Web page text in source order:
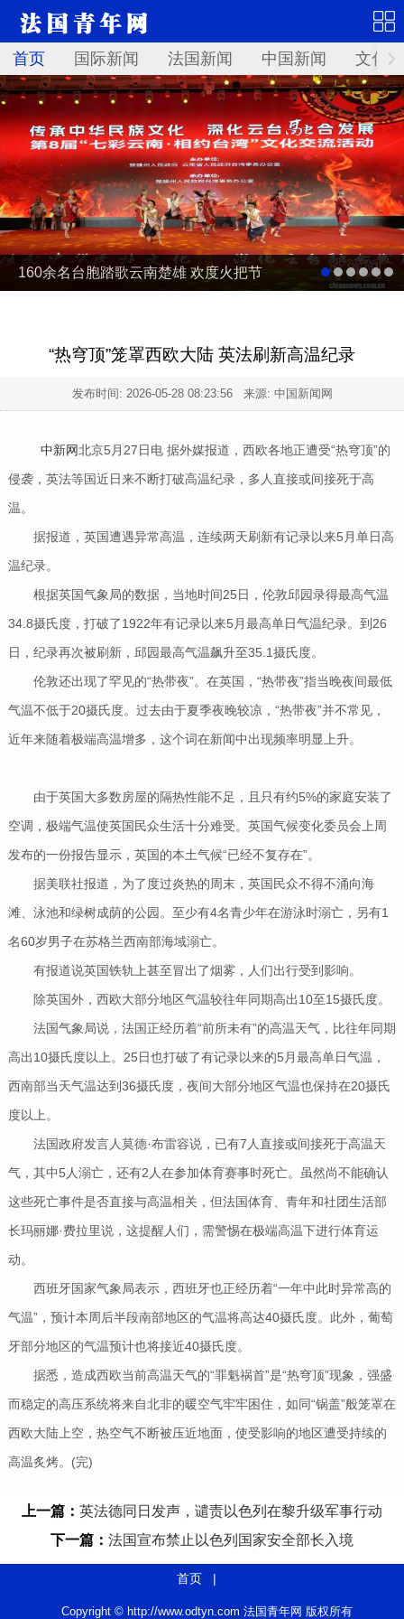
首页 国际新闻 法国新闻 中国新闻 文化
160余名台胞踏歌云南楚雄 欢度火把节
“热穹顶”笼罩西欧大陆 英法刷新高温纪录
发布时间: 2026-05-28 08:23:56来源: 中国新闻网
中新网北京5月27日电 据外媒报道，西欧各地正遭受“热穹顶”的
侵袭，英法等国近日来不断打破高温纪录，多人直接或间接死于高
温。
据报道，英国遭遇异常高温，连续两天刷新有记录以来5月单日高
温纪录。
根据英国气象局的数据，当地时间25日，伦敦邱园录得最高气温
34.8摄氏度，打破了1922年有记录以来5月最高单日气温纪录。到26
日，纪录再次被刷新，邱园最高气温飙升至35.1摄氏度。
伦敦还出现了罕见的“热带夜”。在英国，“热带夜”指当晚夜间最低
气温不低于20摄氏度。过去由于夏季夜晚较凉，“热带夜”并不常见，
近年来随着极端高温增多，这个词在新闻中出现频率明显上升。
由于英国大多数房屋的隔热性能不足，且只有约5%的家庭安装了
空调，极端气温使英国民众生活十分难受。英国气候变化委员会上周
发布的一份报告显示，英国的本土气候“已经不复存在”。
据美联社报道，为了度过炎热的周末，英国民众不得不涌向海
滩、泳池和绿树成荫的公园。至少有4名青少年在游泳时溺亡，另有1
名60岁男子在苏格兰西南部海域溺亡。
有报道说英国铁轨上甚至冒出了烟雾，人们出行受到影响。
除英国外，西欧大部分地区气温较往年同期高出10至15摄氏度。
法国气象局说，法国正经历着“前所未有”的高温天气，比往年同期
高出10摄氏度以上。25日也打破了有记录以来的5月最高单日气温，
西南部当天气温达到36摄氏度，夜间大部分地区气温也保持在20摄氏
度以上。
法国政府发言人莫德·布雷容说，已有7人直接或间接死于高温天
气，其中5人溺亡，还有2人在参加体育赛事时死亡。虽然尚不能确认
这些死亡事件是否直接与高温相关，但法国体育、青年和社团生活部
长玛丽娜·费拉里说，这提醒人们，需警惕在极端高温下进行体育运
动。
西班牙国家气象局表示，西班牙也正经历着“一年中此时异常高的
气温”，预计本周后半段南部地区的气温将高达40摄氏度。此外，葡萄
牙部分地区的气温预计也将接近40摄氏度。
据悉，造成西欧当前高温天气的“罪魁祸首”是“热穹顶”现象，强盛
而稳定的高压系统将来自北非的暖空气牢牢困住，如同“锅盖”般笼罩在
西欧大陆上空，热空气不断被压近地面，使受影响的地区遭受持续的
高温炙烤。(完)
上一篇： 英法德同日发声，谴责以色列在黎升级军事行动
下一篇： 法国宣布禁止以色列国家安全部长入境
首页 |
Copyright © http://www.odtyn.com 法国青年网 版权所有